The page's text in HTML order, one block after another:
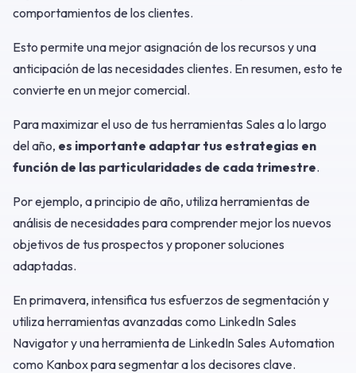
comportamientos de los clientes.
Esto permite una mejor asignación de los recursos y una
anticipación de las necesidades clientes. En resumen, esto te
convierte en un mejor comercial.
Para maximizar el uso de tus herramientas Sales a lo largo
del año, es importante adaptar tus estrategias en
función de las particularidades de cada trimestre.
Por ejemplo, a principio de año, utiliza herramientas de
análisis de necesidades para comprender mejor los nuevos
objetivos de tus prospectos y proponer soluciones
adaptadas.
En primavera, intensifica tus esfuerzos de segmentación y
utiliza herramientas avanzadas como LinkedIn Sales
Navigator y una herramienta de LinkedIn Sales Automation
como Kanbox para segmentar a los decisores clave.